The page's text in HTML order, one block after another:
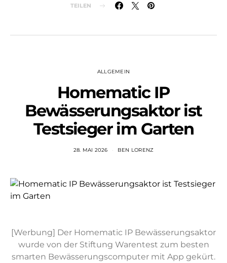
TEILEN
ALLGEMEIN
Homematic IP
Bewässerungsaktor ist
Testsieger im Garten
28. MAI 2026 BEN LORENZ
[Werbung] Der Homematic IP Bewässerungsaktor
wurde von der Stiftung Warentest zum besten
smarten Bewässerungscomputer mit App gekürt.